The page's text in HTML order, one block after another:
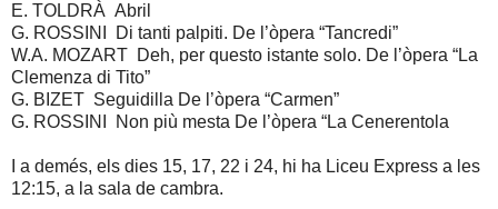
E. TOLDRÀ Abril
G. ROSSINI Di tanti palpiti. De l’òpera “Tancredi”
W.A. MOZART Deh, per questo istante solo. De l’òpera “La
Clemenza di Tito”
G. BIZET Seguidilla De l’òpera “Carmen”
G. ROSSINI Non più mesta De l’òpera “La Cenerentola
I a demés, els dies 15, 17, 22 i 24, hi ha Liceu Express a les
12:15, a la sala de cambra.